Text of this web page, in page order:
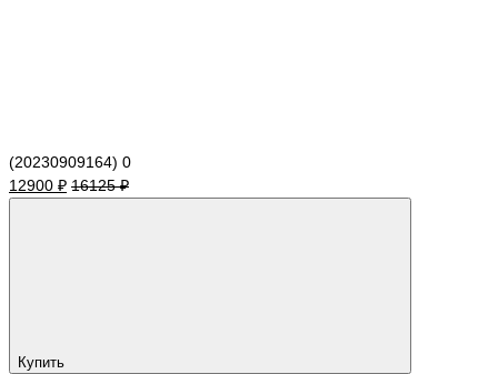
(20230909164) 0
12900 ₽ 16125 ₽
Купить